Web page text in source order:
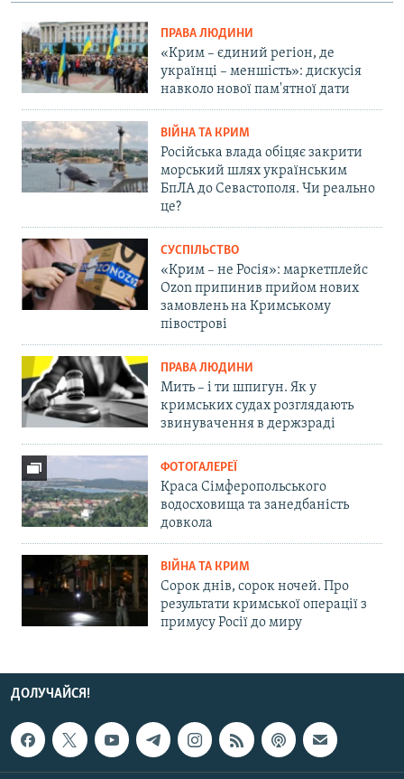
ПРАВА ЛЮДИНИ
«Крим – єдиний регіон, де
українці – меншість»: дискусія
навколо нової пам'ятної дати
ВІЙНА ТА КРИМ
Російська влада обіцяє закрити
морський шлях українським
БпЛА до Севастополя. Чи реально
це?
СУСПІЛЬСТВО
«Крим – не Росія»: маркетплейс
Ozon припинив прийом нових
замовлень на Кримському
півострові
ПРАВА ЛЮДИНИ
Мить – і ти шпигун. Як у
кримських судах розглядають
звинувачення в держзраді
ФОТОГАЛЕРЕЇ
Краса Сімферопольського
водосховища та занедбаність
довкола
ВІЙНА ТА КРИМ
Сорок днів, сорок ночей. Про
результати кримської операції з
примусу Росії до миру
ДОЛУЧАЙСЯ!